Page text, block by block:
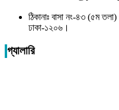
ঠিকানাঃ বাসা নং-৪৩ (৫ম
ঢাকা-১২০৬।
গ্যালারি